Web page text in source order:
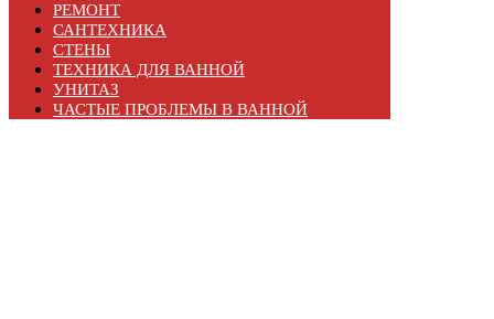
РЕМОНТ
САНТЕХНИКА
СТЕНЫ
ТЕХНИКА ДЛЯ ВАННОЙ
УНИТАЗ
ЧАСТЫЕ ПРОБЛЕМЫ В ВАННОЙ